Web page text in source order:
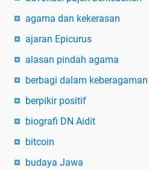
agama dan kekerasan
ajaran Epicurus
alasan pindah agama
berbagi dalam keberagaman
berpikir positif
biografi DN Aidit
bitcoin
budaya Jawa